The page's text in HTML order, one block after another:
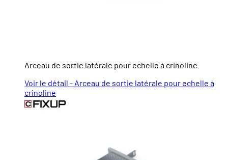
Arceau de sortie latérale pour echelle à crinoline
Voir le détail - Arceau de sortie latérale pour echelle à
crinoline